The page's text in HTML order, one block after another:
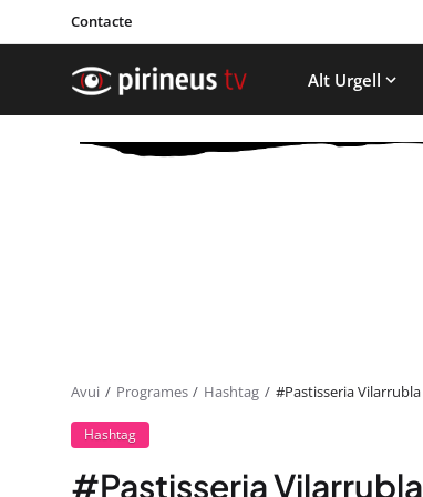
Contacte
Alt Urgell
Avui Programes Hashtag #Pastisseria Vilarrubla
Hashtag
#Pastisseria Vilarrubla